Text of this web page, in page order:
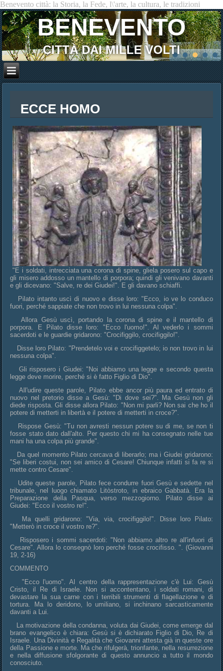
Benevento città: la Storia, la Fede, l\'arte, la cultura, le tradizioni
BENEVENTO
CITTÀ DAI MILLE VOLTI
ECCE HOMO
"E i soldati, intrecciata una corona di spine, gliela posero sul capo e
gli misero addosso un mantello di porpora; quindi gli venivano davanti
e gli dicevano: "Salve, re dei Giudei!". E gli davano schiaffi.
Pilato intanto uscì di nuovo e disse loro: "Ecco, io ve lo conduco
fuori, perché sappiate che non trovo in lui nessuna colpa".
Allora Gesù uscì, portando la corona di spine e il mantello di
porpora. E Pilato disse loro: "Ecco l'uomo!". Al vederlo i sommi
sacerdoti e le guardie gridarono: "Crocifiggilo, crocifiggilo!".
Disse loro Pilato: "Prendetelo voi e crocifiggetelo; io non trovo in lui
nessuna colpa".
Gli risposero i Giudei: "Noi abbiamo una legge e secondo questa
legge deve morire, perché si è fatto Figlio di Dio".
All'udire queste parole, Pilato ebbe ancor più paura ed entrato di
nuovo nel pretorio disse a Gesù: "Di dove sei?". Ma Gesù non gli
diede risposta. Gli disse allora Pilato: "Non mi parli? Non sai che ho il
potere di metterti in libertà e il potere di metterti in croce?".
Rispose Gesù: "Tu non avresti nessun potere su di me, se non ti
fosse stato dato dall'alto. Per questo chi mi ha consegnato nelle tue
mani ha una colpa più grande".
Da quel momento Pilato cercava di liberarlo; ma i Giudei gridarono:
"Se liberi costui, non sei amico di Cesare! Chiunque infatti si fa re si
mette contro Cesare".
Udite queste parole, Pilato fece condurre fuori Gesù e sedette nel
tribunale, nel luogo chiamato Litòstroto, in ebraico Gabbatà. Era la
Preparazione della Pasqua, verso mezzogiorno. Pilato disse ai
Giudei: "Ecco il vostro re!".
Ma quelli gridarono: "Via, via, crocifiggilo!". Disse loro Pilato:
"Metterò in croce il vostro re?".
Risposero i sommi sacerdoti: "Non abbiamo altro re all'infuori di
Cesare". Allora lo consegnò loro perché fosse crocifisso. ". (Giovanni
19, 2-16)
COMMENTO
"Ecco l'uomo". Al centro della rappresentazione c'è Lui: Gesù
Cristo, il Re di Israele. Non si accontentano, i soldati romani, di
devastare la sua carne con i terribili strumenti di flagellazione e di
tortura. Ma lo deridono, lo umiliano, si inchinano sarcasticamente
davanti a Lui.
La motivazione della condanna, voluta dai Giudei, come emerge dal
brano evangelico è chiara: Gesù si è dichiarato Figlio di Dio, Re di
Israele. Una Divinità e Regalità che Giovanni attesta già in queste ore
della Passione e morte. Ma che rifulgerà, trionfante, nella resurrezione
e nella diffusione sfolgorante di questo annuncio a tutto il mondo
conosciuto.